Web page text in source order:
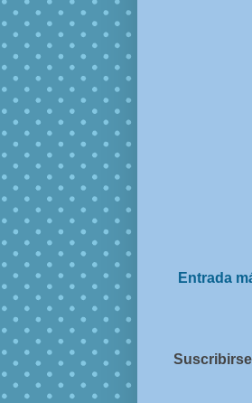
Entrada